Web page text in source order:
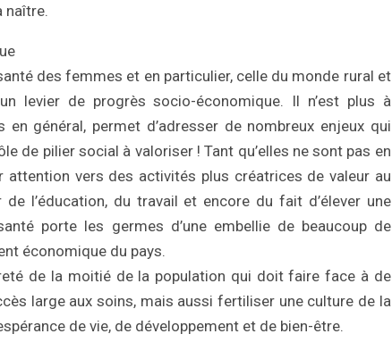
naître.
des femmes et en particulier, celle du monde rural et
levier de progrès socio-économique. Il n’est plus à
général, permet d’adresser de nombreux enjeux qui
de pilier social à valoriser ! Tant qu’elles ne sont pas en
attention vers des activités plus créatrices de valeur au
l’éducation, du travail et encore du fait d’élever une
porte les germes d’une embellie de beaucoup de
économique du pays.
de la moitié de la population qui doit faire face à de
large aux soins, mais aussi fertiliser une culture de la
de vie, de développement et de bien-être.